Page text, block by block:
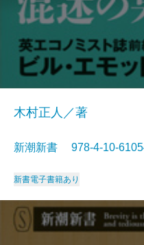
木村正人／著
新潮新書 978-4-10-
新書電子書籍あり